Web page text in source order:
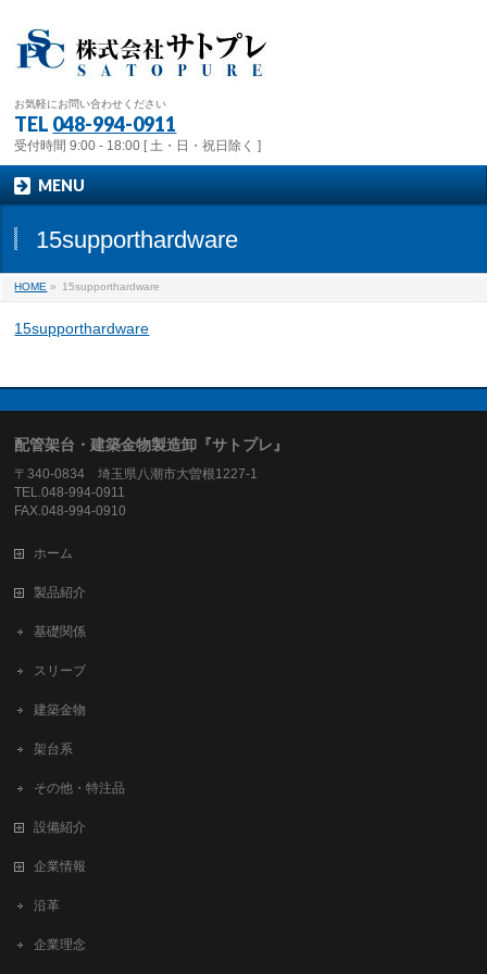
お気軽にお問い合わせください
TEL 048-994-0911
受付時間 9:00 - 18:00 [ 土・日・祝日除く ]
MENU
15supporthardware
HOME » 15supporthardware
15supporthardware
配管架台・建築金物製造卸『サトプレ』
〒340-0834 埼玉県八潮市大曽根1227-1
TEL.048-994-0911
FAX.048-994-0910
ホーム
製品紹介
基礎関係
スリーブ
建築金物
架台系
その他・特注品
設備紹介
企業情報
沿革
企業理念